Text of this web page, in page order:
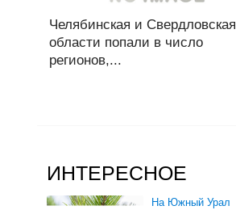
Челябинская и Свердловская
области попали в число
регионов,...
ИНТЕРЕСНОЕ
На Южный Урал